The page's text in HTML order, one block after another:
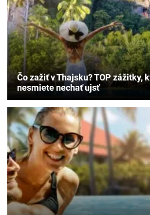
Čo zažiť v Thajsku? TOP zážitky,
nesmiete nechať ujsť